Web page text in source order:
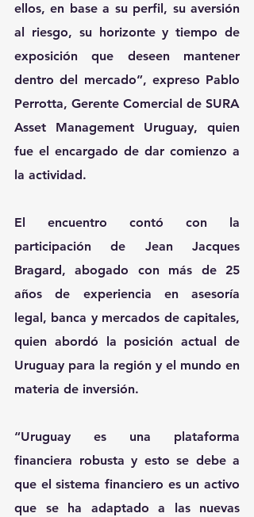
ellos, en base a su perfil, su aversión
al riesgo, su horizonte y tiempo de
exposición que deseen mantener
dentro del mercado”, expreso Pablo
Perrotta, Gerente Comercial de SURA
Asset Management Uruguay, quien
fue el encargado de dar comienzo a
la actividad.
El encuentro contó con la
participación de Jean Jacques
Bragard, abogado con más de 25
años de experiencia en asesoría
legal, banca y mercados de capitales,
quien abordó la posición actual de
Uruguay para la región y el mundo en
materia de inversión.
“Uruguay es una plataforma
financiera robusta y esto se debe a
que el sistema financiero es un activo
que se ha adaptado a las nuevas